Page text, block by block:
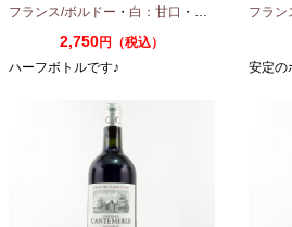
フランス/ボルドー ・ 白：甘口 ・ セミヨン ・ソー
2,750円（税込）
ハーフボトルです♪
フラン
安定の